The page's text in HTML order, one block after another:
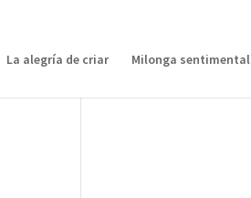
La alegría de criar Milonga sentimental